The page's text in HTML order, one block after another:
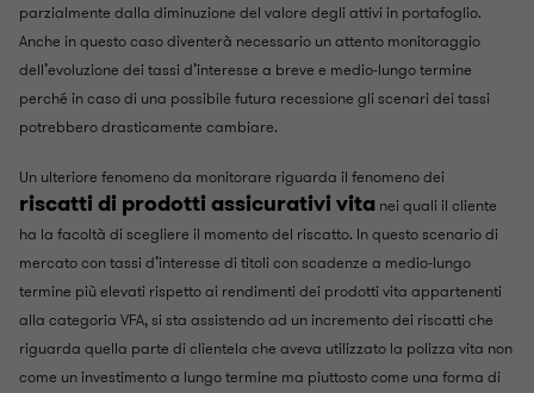
parzialmente dalla diminuzione del valore degli attivi in portafoglio.
Anche in questo caso diventerà necessario un attento monitoraggio
dell’evoluzione dei tassi d’interesse a breve e medio-lungo termine
perché in caso di una possibile futura recessione gli scenari dei tassi
potrebbero drasticamente cambiare.
Un ulteriore fenomeno da monitorare riguarda il fenomeno dei
riscatti di prodotti assicurativi vita nei quali il cliente
ha la facoltà di scegliere il momento del riscatto. In questo scenario di
mercato con tassi d’interesse di titoli con scadenze a medio-lungo
termine più elevati rispetto ai rendimenti dei prodotti vita appartenenti
alla categoria VFA, si sta assistendo ad un incremento dei riscatti che
riguarda quella parte di clientela che aveva utilizzato la polizza vita non
come un investimento a lungo termine ma piuttosto come una forma di